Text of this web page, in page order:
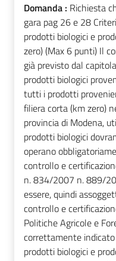
Domanda : Richiesta
gara pag 26 e 28
prodotti biologici e
zero) (Max 6 punti) Il
già previsto dal
prodotti biologici
tutti i prodotti
filiera corta (km zero)
provincia di Modena,
prodotti biologici
operano
controllo e
n. 834/2007 n. 889/
essere, quindi
controllo e
Politiche Agricole e
correttamente
prodotti biologici e